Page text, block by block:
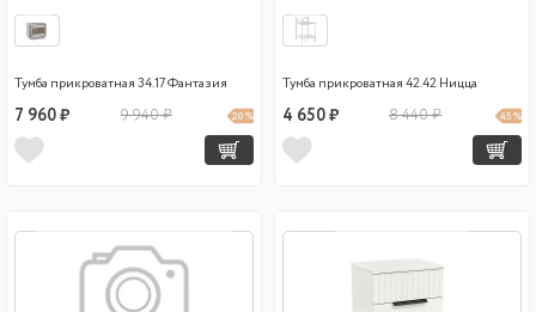
Тумба прикроватная 34.17 Фантазия
7 960 ₽ 9 940 ₽ 20 %
Тумба прикроватная 42.42 Ницца
4 650 ₽ 8 440 ₽ 45 %